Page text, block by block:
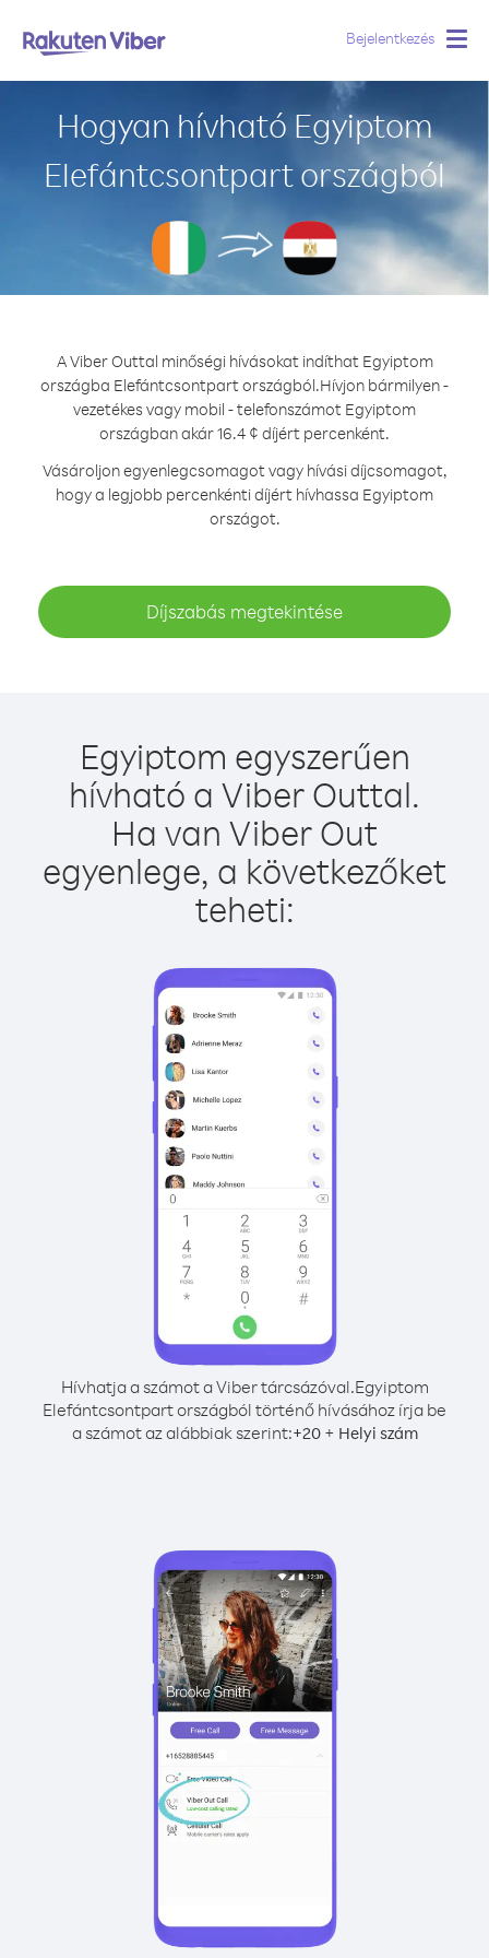
Bejelentkezés
Hogyan hívható Egyiptom
Elefántcsontpart országból
A Viber Outtal minőségi hívásokat indíthat Egyiptom
országba Elefántcsontpart országból.Hívjon bármilyen -
vezetékes vagy mobil - telefonszámot Egyiptom
országban akár 16.4 ¢ díjért percenként.
Vásároljon egyenlegcsomagot vagy hívási díjcsomagot,
hogy a legjobb percenkénti díjért hívhassa Egyiptom
országot.
Díjszabás megtekintése
Egyiptom egyszerűen
hívható a Viber Outtal.
Ha van Viber Out
egyenlege, a következőket
teheti:
Hívhatja a számot a Viber tárcsázóval.Egyiptom
Elefántcsontpart országból történő hívásához írja be
a számot az alábbiak szerint:+20+ Helyi szám